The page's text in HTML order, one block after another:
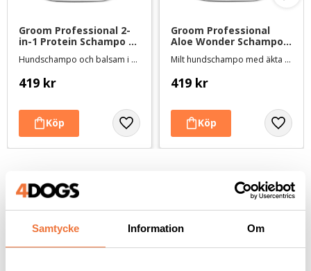
Samtycke Information Om
Groom Professional 2-
in-1 Protein Schampo -
4 liter
Hundschampo och balsam i ett
419 kr
Groom Professional
Aloe Wonder Schampo
- 4 liter
Milt hundschampo med äkta aloe vera
419 kr